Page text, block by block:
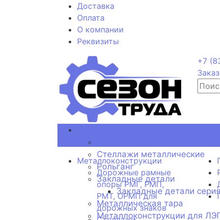
Доставка
Оплата
О компании
Реквизиты
+7
Стеллажи металлические
Рольганг
Закладные детали
Закладные детали
Металлическая тара
Металлоконструкции для
Металлоконструкции
Дорожные рамные
опоры РМГ, РМП,
РМТ, ОРМП для
дорожных знаков